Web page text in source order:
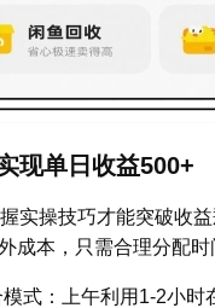
现单日收益500+
实操技巧才能突破收
成本，只需合理分配
式：上午利用1-2小时